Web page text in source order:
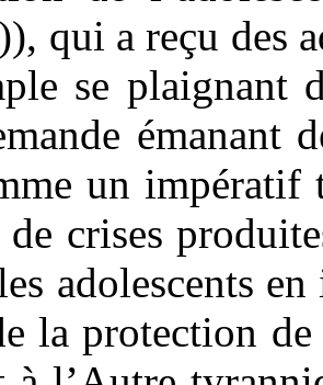
qui a reçu des
se plaignant
émanant
un impératif
crises
adolescents
la protection